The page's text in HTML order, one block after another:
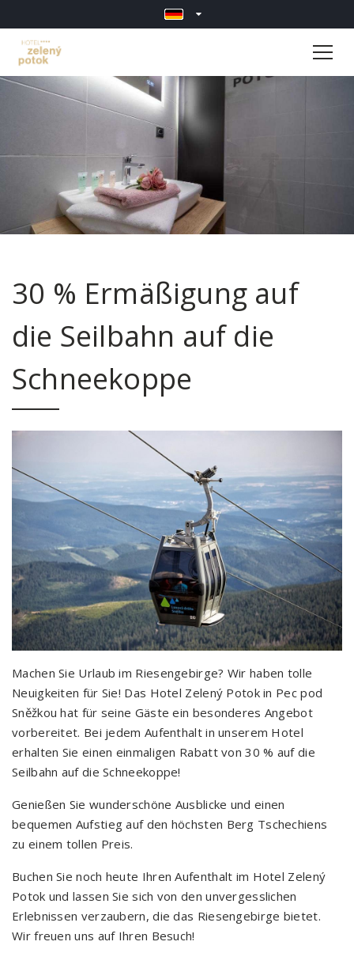
30 % Ermäßigung auf
die Seilbahn auf die
Schneekoppe
Machen Sie Urlaub im Riesengebirge? Wir haben tolle
Neuigkeiten für Sie! Das Hotel Zelený Potok in Pec pod
Sněžkou hat für seine Gäste ein besonderes Angebot
vorbereitet. Bei jedem Aufenthalt in unserem Hotel
erhalten Sie einen einmaligen Rabatt von 30 % auf die
Seilbahn auf die Schneekoppe!
Genießen Sie wunderschöne Ausblicke und einen
bequemen Aufstieg auf den höchsten Berg Tschechiens
zu einem tollen Preis.
Buchen Sie noch heute Ihren Aufenthalt im Hotel Zelený
Potok und lassen Sie sich von den unvergesslichen
Erlebnissen verzaubern, die das Riesengebirge bietet.
Wir freuen uns auf Ihren Besuch!